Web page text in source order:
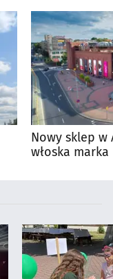
Nowy sklep w
włoska